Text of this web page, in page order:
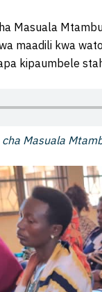
Masuala
maadili kwa
kipaumbele
Masuala